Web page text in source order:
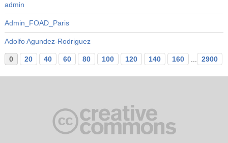
admin
Admin_FOAD_Paris
Adolfo Agundez-Rodriguez
0 20 40 60 80 100 120 140 160 ... 2900